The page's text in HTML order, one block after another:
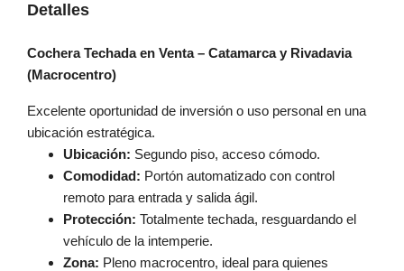
Detalles
Cochera Techada en Venta – Catamarca y Rivadavia
(Macrocentro)
Excelente oportunidad de inversión o uso personal en una
ubicación estratégica.
Ubicación: Segundo piso, acceso cómodo.
Comodidad: Portón automatizado con control
remoto para entrada y salida ágil.
Protección: Totalmente techada, resguardando el
vehículo de la intemperie.
Zona: Pleno macrocentro, ideal para quienes